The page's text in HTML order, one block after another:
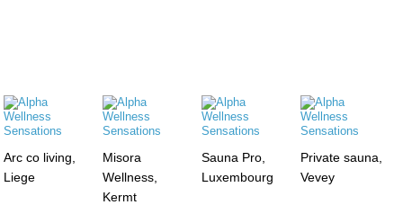
Arc co living,
Liege
Misora
Wellness,
Kermt
Sauna Pro,
Luxembourg
Private sauna,
Vevey